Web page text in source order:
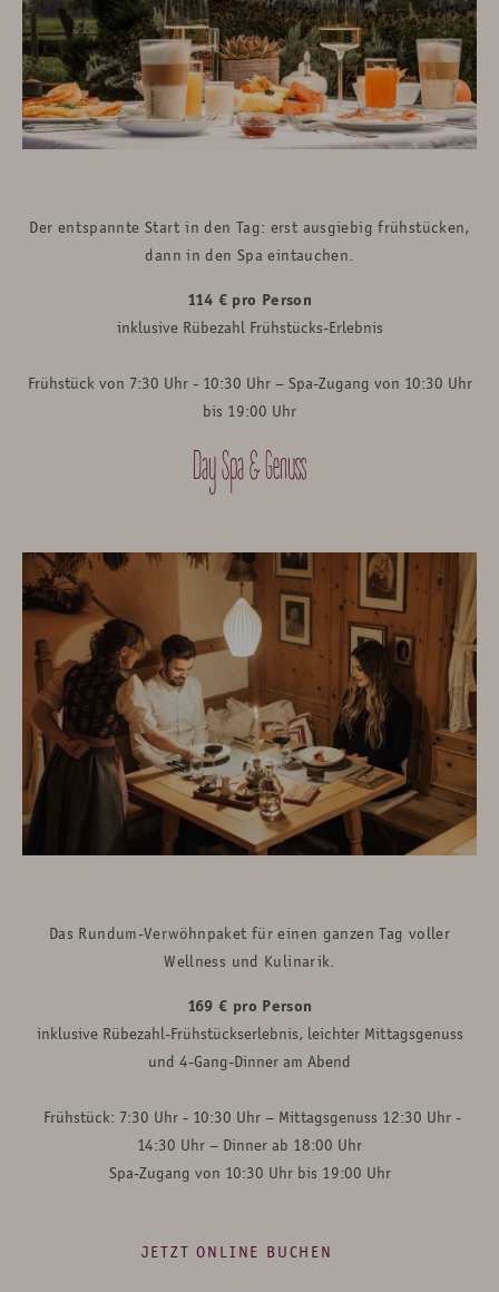
Der entspannte Start in den Tag: erst ausgiebig frühstücken,
dann in den Spa eintauchen.
114 € pro Person
inklusive Rübezahl Frühstücks-Erlebnis
Frühstück von 7:30 Uhr - 10:30 Uhr – Spa-Zugang von 10:30 Uhr
bis 19:00 Uhr
Day Spa & Genuss
Das Rundum-Verwöhnpaket für einen ganzen Tag voller
Wellness und Kulinarik.
169 € pro Person
inklusive Rübezahl-Frühstückserlebnis, leichter Mittagsgenuss
und 4-Gang-Dinner am Abend
Frühstück: 7:30 Uhr - 10:30 Uhr – Mittagsgenuss 12:30 Uhr -
14:30 Uhr – Dinner ab 18:00 Uhr
Spa-Zugang von 10:30 Uhr bis 19:00 Uhr
JETZT ONLINE BUCHEN